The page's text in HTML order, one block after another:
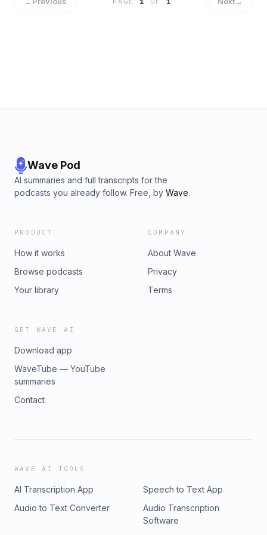
Wave Pod
AI summaries and full transcripts for the
podcasts you already follow. Free, by Wave.
PRODUCT
How it works
Browse podcasts
Your library
COMPANY
About Wave
Privacy
Terms
GET WAVE AI
Download app
WaveTube — YouTube
summaries
Contact
WAVE AI TOOLS
AI Transcription App
Speech to Text App
Audio to Text Converter
Audio Transcription
Software